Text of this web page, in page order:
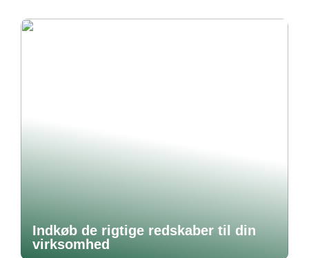
Indkøb de rigtige redskaber til din
virksomhed